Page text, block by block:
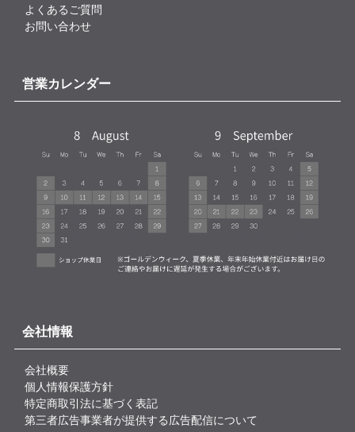
よくあるご質問
お問い合わせ
営業カレンダー
会社情報
会社概要
個人情報保護方針
特定商取引法に基づく表記
第三者広告事業者が提供する広告配信について